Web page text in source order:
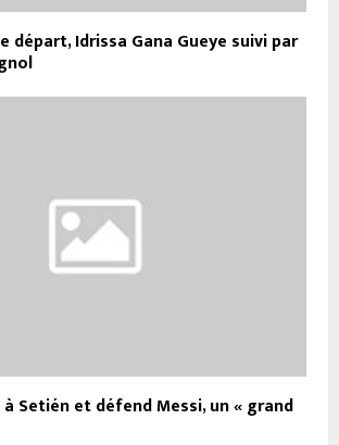
départ, Idrissa Gana Gueye suivi par
Setién et défend Messi, un « grand